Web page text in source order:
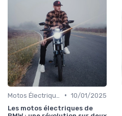
• 10/01/2025
Les motos électriques de